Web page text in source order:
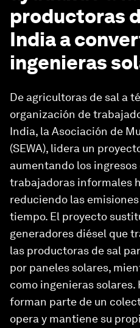
productoras
India a
ingenieras
De agricultoras de sal a
organización de
India, la Asociación de
(SEWA), lidera un
aumentando los ingresos
trabajadoras informales
reduciendo las emisiones
tiempo. El proyecto
generadores diésel que
las productoras de sal
por paneles solares,
como ingenieras solares.
forman parte de un
opera y mantiene su